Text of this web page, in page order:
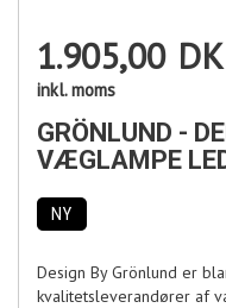
1.905,00
inkl. moms
GRÖNLUND -
VÆGLAMPE
NY
Design By Grönlund er
kvalitetsleverandører af